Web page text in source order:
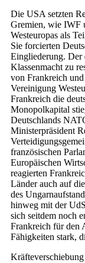
Die USA setzten
Gremien, wie IWF
Westeuropas als
Sie forcierten
Eingliederung. Der
Klassenmacht zu
von Frankreich
Vereinigung
Frankreich die
Monopolkapital
Deutschlands
Ministerpräsident
französischen
Europäischen
reagierten
Länder auch auf
des
hinweg mit der
sich seitdem noch
Frankreich für den
Fähigkeiten stark,
Kräfteverschiebung